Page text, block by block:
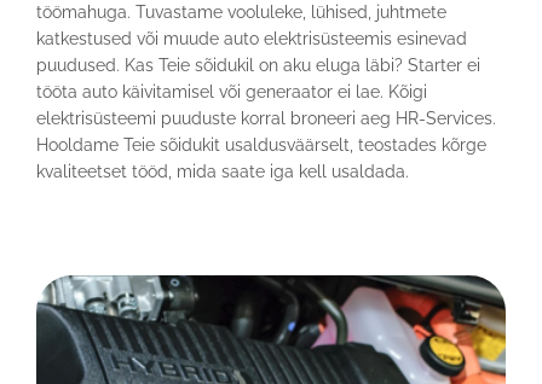
töömahuga. Tuvastame vooluleke, lühised, juhtmete
katkestused või muude auto elektrisüsteemis esinevad
puudused. Kas Teie sõidukil on aku eluga läbi? Starter ei
tööta auto käivitamisel või generaator ei lae. Kõigi
elektrisüsteemi puuduste korral broneeri aeg HR-Services.
Hooldame Teie sõidukit usaldusväärselt, teostades kõrge
kvaliteetset tööd, mida saate iga kell usaldada.